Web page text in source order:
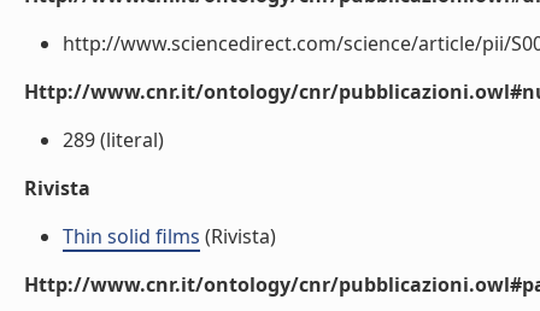
http://www.sciencedirect.com/science/article/pii/
Http://www.cnr.it/ontology/cnr/
289 (literal)
Rivista
Thin solid films (Rivista)
Http://www.cnr.it/ontology/cnr/